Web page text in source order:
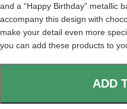
and a “Happy Birthday” metallic
accompany this design with
make your detail even more
you can add these products to
ADD